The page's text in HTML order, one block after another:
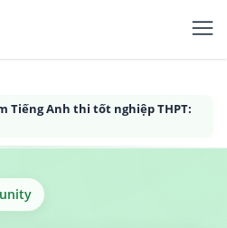
Tiếng Anh thi tốt nghiệp THPT: